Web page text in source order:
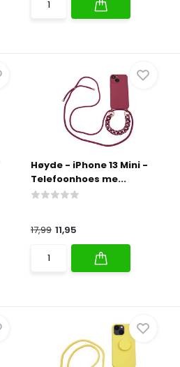
Høyde - iPhone 13 Mini -
Telefoonhoes me...
17,99 11,95